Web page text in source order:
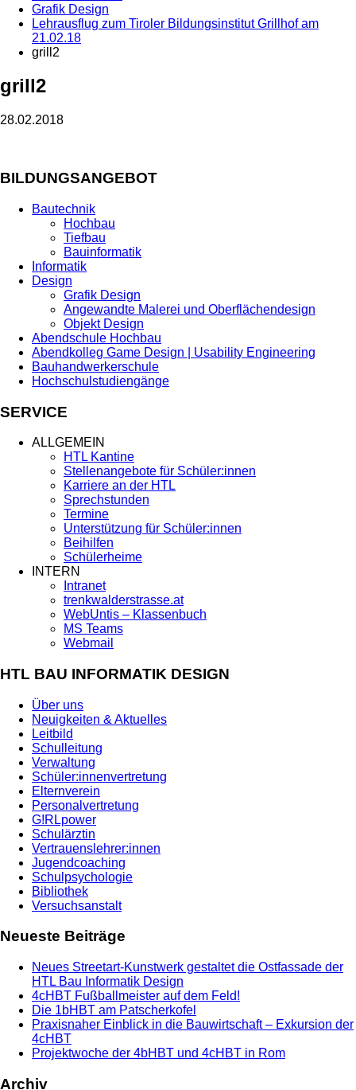
Grafik Design
Lehrausflug zum Tiroler Bildungsinstitut Grillhof am
21.02.18
grill2
grill2
28.02.2018
BILDUNGSANGEBOT
Bautechnik
Hochbau
Tiefbau
Bauinformatik
Informatik
Design
Grafik Design
Angewandte Malerei und Oberflächendesign
Objekt Design
Abendschule Hochbau
Abendkolleg Game Design | Usability Engineering
Bauhandwerkerschule
Hochschulstudiengänge
SERVICE
ALLGEMEIN
HTL Kantine
Stellenangebote für Schüler:innen
Karriere an der HTL
Sprechstunden
Termine
Unterstützung für Schüler:innen
Beihilfen
Schülerheime
INTERN
Intranet
trenkwalderstrasse.at
WebUntis – Klassenbuch
MS Teams
Webmail
HTL BAU INFORMATIK DESIGN
Über uns
Neuigkeiten & Aktuelles
Leitbild
Schulleitung
Verwaltung
Schüler:innenvertretung
Elternverein
Personalvertretung
G!RLpower
Schulärztin
Vertrauenslehrer:innen
Jugendcoaching
Schulpsychologie
Bibliothek
Versuchsanstalt
Neueste Beiträge
Neues Streetart-Kunstwerk gestaltet die Ostfassade der
HTL Bau Informatik Design
4cHBT Fußballmeister auf dem Feld!
Die 1bHBT am Patscherkofel
Praxisnaher Einblick in die Bauwirtschaft – Exkursion der
4cHBT
Projektwoche der 4bHBT und 4cHBT in Rom
Archiv